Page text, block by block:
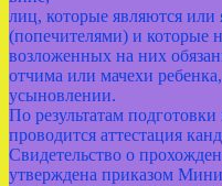
лиц, которые являются или
(попечителями) и которые
возложенных на них
отчима или мачехи
усыновлении.
По результатам
проводится аттестация
Свидетельство о
утверждена приказом